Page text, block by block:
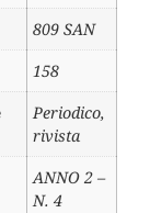
809 SAN
158
Periodico,
rivista
ANNO 2 –
N. 4